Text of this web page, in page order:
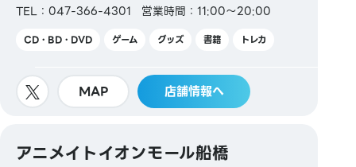
TEL：047-366-4301
営業時間：11:00～20:00
CD・BD・DVD ゲーム グッズ 書籍 トレカ
MAP 店舗情報へ
アニメイトイオンモール船橋